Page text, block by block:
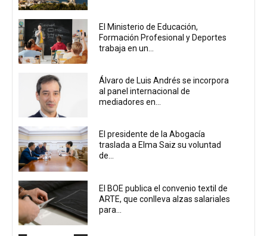
El Ministerio de Educación,
Formación Profesional y Deportes
trabaja en un...
Álvaro de Luis Andrés se incorpora
al panel internacional de
mediadores en...
El presidente de la Abogacía
traslada a Elma Saiz su voluntad
de...
El BOE publica el convenio textil de
ARTE, que conlleva alzas salariales
para...